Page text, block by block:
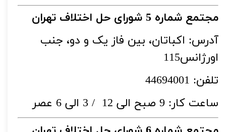
مجتمع شماره 5 شورای حل اختلاف تهران
آدرس: اکباتان، بین فاز یک و دو، جنب
اورژانس115
تلفن: 44694001
ساعت کار: 9 صبح الی 12 / 3 الی 6 عصر